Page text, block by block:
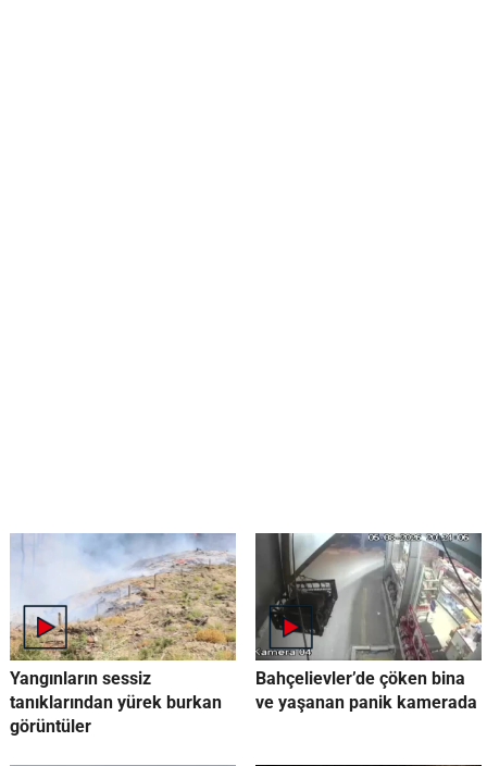
Yangınların sessiz
tanıklarından yürek burkan
görüntüler
Bahçelievler’de çöken bina
ve yaşanan panik kamerada